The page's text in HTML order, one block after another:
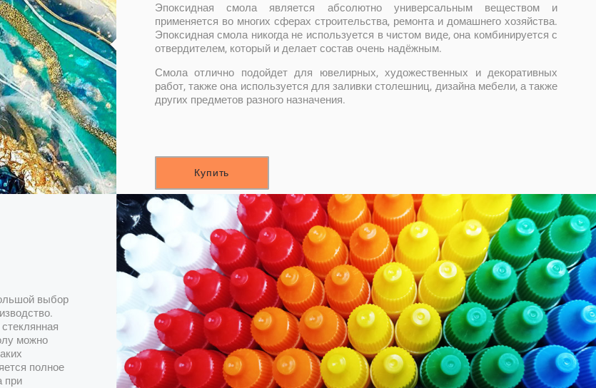
Эпоксидная смола является абсолютно универсальным веществом и
применяется во многих сферах строительства, ремонта и домашнего хозяйства.
Эпоксидная смола никогда не используется в чистом виде, она комбинируется с
отвердителем, который и делает состав очень надёжным.
Смола отлично подойдет для ювелирных, художественных и декоративных
работ, также она используется для заливки столешниц, дизайна мебели, а также
других предметов разного назначения.
Купить
выбор
можно
полное
при